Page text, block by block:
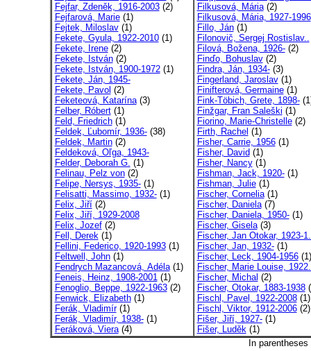
Fejfar, Zdeněk, 1916-2003(2)
Fejfarová, Marie(1)
Fejtek, Miloslav(1)
Fekete, Gyula, 1922-2010(1)
Fekete, Irene(2)
Fekete, István(2)
Fekete, István, 1900-1972(1)
Fekete, Ján, 1945-
Fekete, Pavol (2)
Feketeová, Katarína(3)
Felber, Róbert(1)
Feld, Friedrich(1)
Feldek, Ľubomír, 1936-(38)
Feldek, Martin(2)
Feldeková, Oľga, 1943-
Felder, Deborah G. (1)
Felinau, Pelz von(2)
Felipe, Nersys, 1935-(1)
Felisatti, Massimo, 1932-(1)
Felix, Jiří(2)
Felix, Jiří, 1929-2008
Felix, Jozef(2)
Fell, Derek(1)
Fellini, Federico, 1920-1993(1)
Feltwell, John(1)
Fendrych Mazancová, Adéla(1)
Feneis, Heinz, 1908-2001(1)
Fenoglio, Beppe, 1922-1963(2)
Fenwick, Elizabeth(1)
Ferák, Vladimír(1)
Ferák, Vladimír, 1938-(1)
Feráková, Viera(4)
Filkusová, Mária(2)
Filkusová, Mária, 1927-1996
Fillo, Ján(1)
Filonovič, Sergej Rostislav..
Filová, Božena, 1926-(2)
Finďo, Bohuslav(2)
Findra, Ján, 1934-(3)
Fingerland, Jaroslav(1)
Finifterová, Germaine(1)
Fink-Töbich, Grete, 1898-
Finžgar, Fran Saleški (1)
Fiorino, Marie-Christelle(2)
Firth, Rachel (1)
Fisher, Carrie, 1956(1)
Fisher, David (1)
Fisher, Nancy(1)
Fishman, Jack, 1920-(1)
Fishman, Julie(1)
Fischer, Cornelia(1)
Fischer, Daniela(7)
Fischer, Daniela, 1950-(1)
Fischer, Gisela(3)
Fischer, Jan Otokar, 1923-
Fischer, Jan, 1932-(1)
Fischer, Leck, 1904-1956(1)
Fischer, Marie Louise,
Fischer, Michal (2)
Fischer, Otokar, 1883-1938
Fischl, Pavel, 1922-2008(1)
Fischl, Viktor, 1912-2006(2)
Fišer, Jiří, 1927-(1)
Fišer, Luděk(1)
In